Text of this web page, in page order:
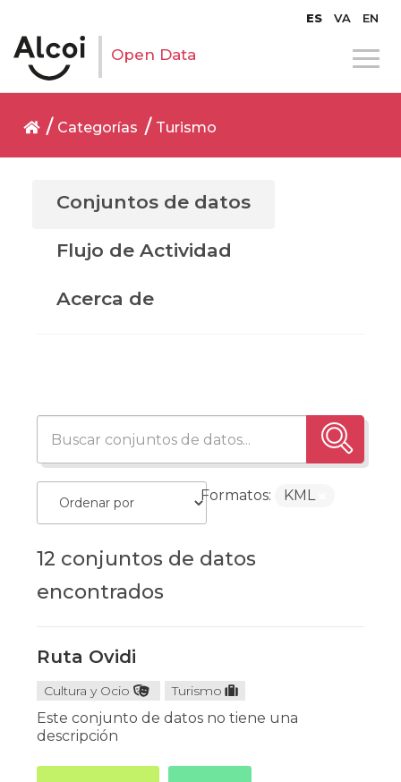
ES VA EN
Open Data
Categorías Turismo
Conjuntos de datos
Flujo de Actividad
Acerca de
12 conjuntos de datos
encontrados
Formatos: KML
Ruta Ovidi
Cultura y Ocio Turismo
Este conjunto de datos no tiene una
descripción